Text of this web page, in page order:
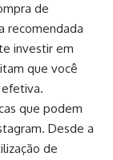
de
recomendada
investir em
que você
que podem
Desde a
de